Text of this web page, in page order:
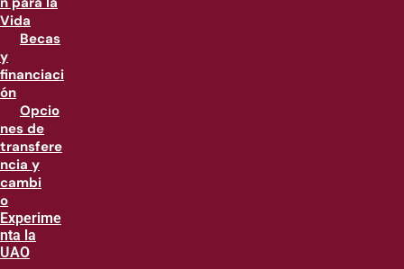
Vida
Becas
y
financiaci
ón
Opcio
nes de
transfere
ncia y
cambi
o
Experime
nta la
UAO